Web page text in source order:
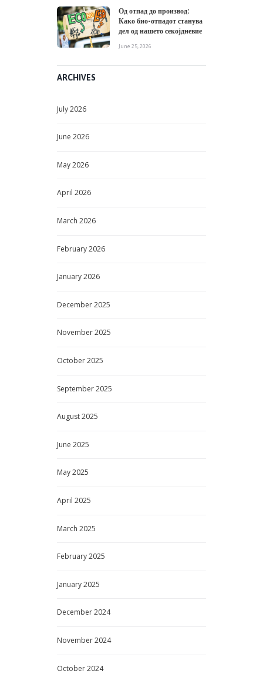
Од отпад до производ:
Како био-отпадот станува
дел од нашето секојдневие
June 25, 2026
ARCHIVES
July2026
June 2026
May2026
April 2026
March 2026
February2026
January2026
December2025
November2025
October2025
September2025
August2025
June 2025
May2025
April 2025
March 2025
February2025
January2025
December2024
November2024
October2024